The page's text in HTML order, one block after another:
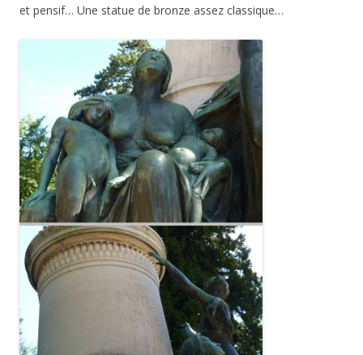
et pensif… Une statue de bronze assez classique…